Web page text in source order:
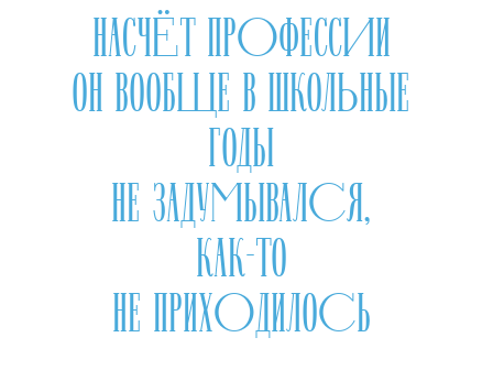
НАСЧЁТ ПРОФЕССИИ
ОН ВООБЩЕ В ШКОЛЬНЫЕ
ГОДЫ
НЕ ЗАДУМЫВАЛСЯ,
КАК-ТО
НЕ ПРИХОДИЛОСЬ